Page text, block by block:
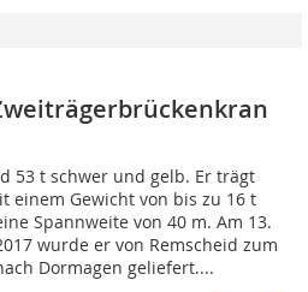
53 t schwer und gelb. Er trägt
einem Gewicht von bis zu 16 t
Spannweite von 40 m. Am 13.
wurde er von Remscheid zum
Dormagen geliefert....